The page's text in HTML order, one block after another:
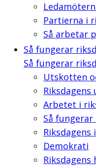
Partierna i
Så arbetar
Så fungerar
Så fungerar
Utskotten
Arbetet i
Så fungerar
Demokrati
Riksdagens